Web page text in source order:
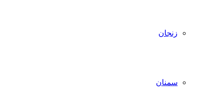
زنجان
سمنان